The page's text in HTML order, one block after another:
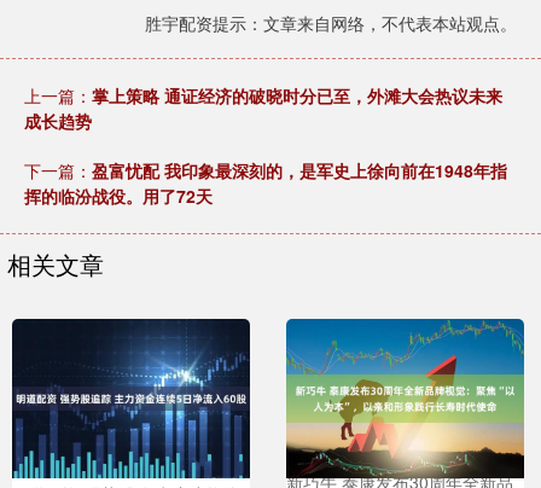
胜宇配资提示：文章来自网络，不代表本站观点。
上一篇： 掌上策略 通证经济的破晓时分已至，外滩大会热议未来
成长趋势
下一篇： 盈富忧配 我印象最深刻的，是军史上徐向前在1948年指
挥的临汾战役。用了72天
相关文章
新巧牛 泰康发布30周年全新品